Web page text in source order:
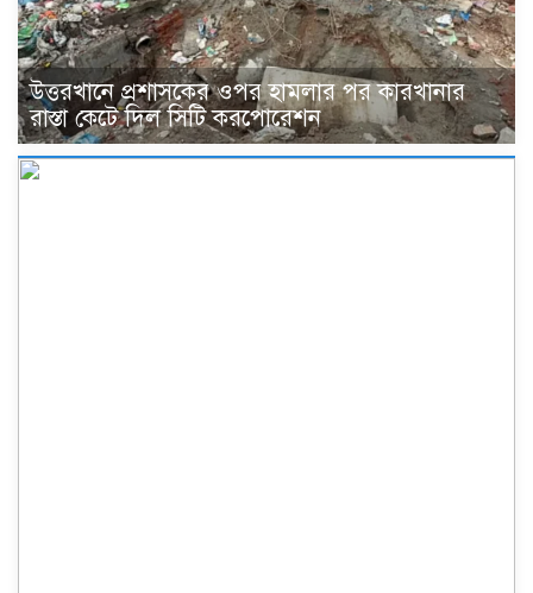
উত্তরখানে প্রশাসকের ওপর হামলার পর কারখানার
রাস্তা কেটে দিল সিটি করপোরেশন